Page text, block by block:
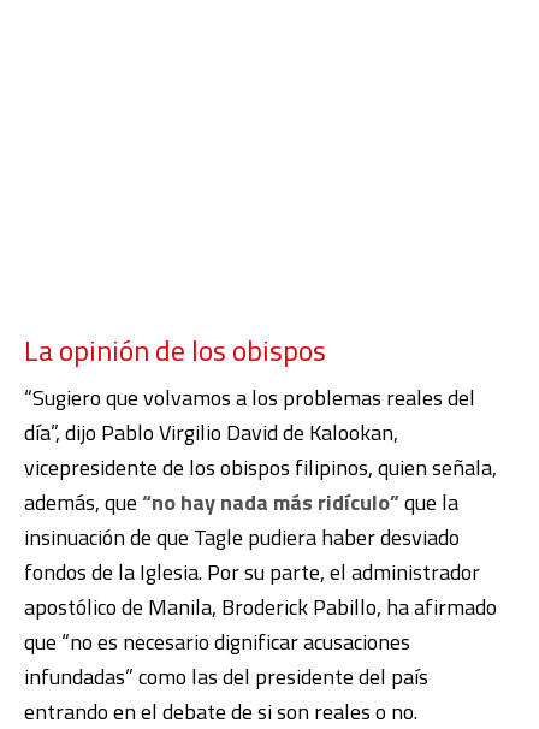
La opinión de los obispos
“Sugiero que volvamos a los problemas reales del
día”, dijo Pablo Virgilio David de Kalookan,
vicepresidente de los obispos filipinos, quien señala,
además, que“no hay nada más ridículo”que la
insinuación de que Tagle pudiera haber desviado
fondos de la Iglesia. Por su parte, el administrador
apostólico de Manila, Broderick Pabillo, ha afirmado
que “no es necesario dignificar acusaciones
infundadas” como las del presidente del país
entrando en el debate de si son reales o no.